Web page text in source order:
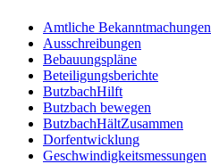
Amtliche Bekanntmachungen
Ausschreibungen
Bebauungspläne
Beteiligungsberichte
ButzbachHilft
Butzbach bewegen
ButzbachHältZusammen
Dorfentwicklung
Geschwindigkeitsmessungen